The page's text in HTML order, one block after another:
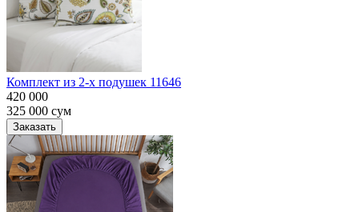
Комплект из 2-х подушек 11646
420 000
325 000 сум
Заказать